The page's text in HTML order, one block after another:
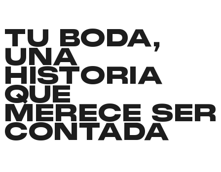
TU BODA,
UNA
HISTORIA
QUE
MERECE SER
CONTADA